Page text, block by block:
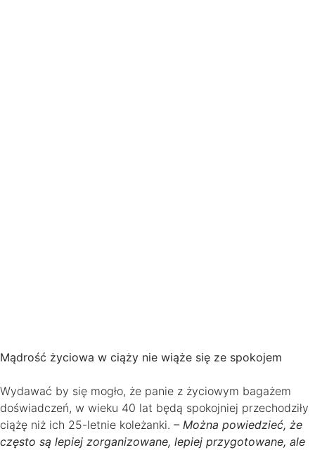
Mądrość życiowa w ciąży nie wiąże się ze spokojem
Wydawać by się mogło, że panie z życiowym bagażem
doświadczeń, w wieku 40 lat będą spokojniej przechodziły
ciążę niż ich 25-letnie koleżanki. – Można powiedzieć, że
często są lepiej zorganizowane, lepiej przygotowane, ale